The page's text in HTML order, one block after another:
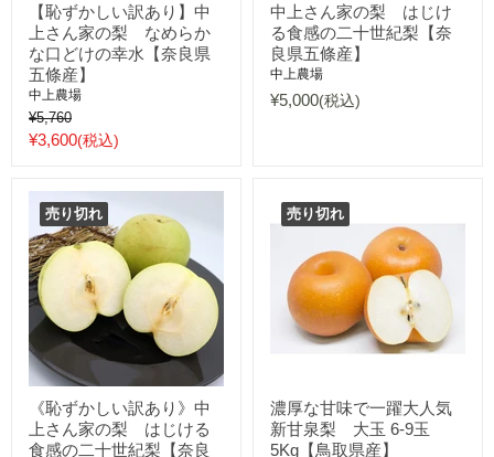
【恥ずかしい訳あり】中
上さん家の梨 なめらか
な口どけの幸水【奈良県
五條産】
中上農場
元
値
¥5,760
現
格
¥3,600(税込)
中上さん家の梨 はじけ
る食感の二十世紀梨【奈
良県五條産】
中上農場
¥5,000(税込)
売り切れ
《恥ずかしい訳あり》中
上さん家の梨 はじける
食感の二十世紀梨【奈良
売り切れ
濃厚な甘味で一躍大人気
新甘泉梨 大玉 6-9玉
5Kg【鳥取県産】